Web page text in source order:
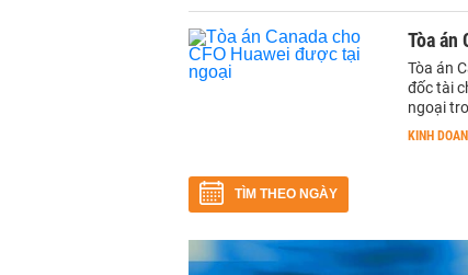
Tòa án
Tòa án
đốc tài
ngoại
KINH
TÌM THEO NGÀY